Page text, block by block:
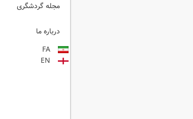
مجله گردشگری
درباره ما
FA
EN